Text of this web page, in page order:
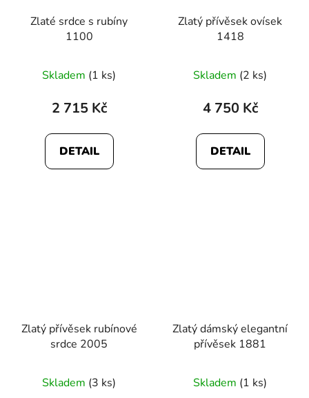
Zlaté srdce s rubíny
1100
Skladem (1 ks)
2 715 Kč
DETAIL
Zlatý přívěsek ovísek
1418
Skladem (2 ks)
4 750 Kč
DETAIL
Zlatý přívěsek rubínové
srdce 2005
Skladem (3 ks)
Zlatý dámský elegantní
přívěsek 1881
Skladem (1 ks)